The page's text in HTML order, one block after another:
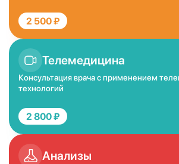
2 500 ₽
Телемедицина
Консультация врача с применением
технологий
2 800 ₽
Анализы